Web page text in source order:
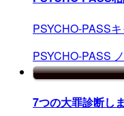
PSYCHO-PASS
PSYCHO-PASS
7つの大罪診断し